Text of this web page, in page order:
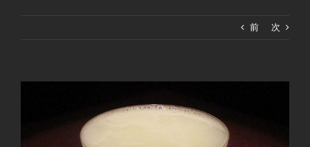
前 次